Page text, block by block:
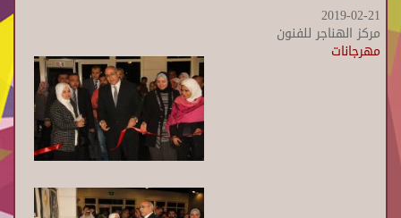
2019-02-21
مركز الهناجر للفنون
مهرجانات